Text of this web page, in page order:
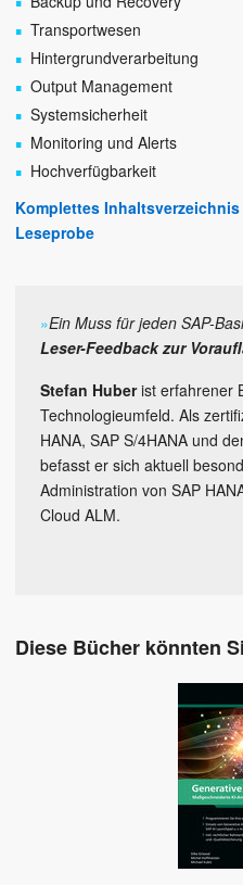
Transportwesen
Hintergrundverarbeitung
Output Management
Systemsicherheit
Monitoring und Alerts
Hochverfügbarkeit
Komplettes Inhaltsverzeichnis
Leseprobe
»Ein Muss für jeden SAP-
Leser-Feedback zur
Stefan Huberist erfahrener
Technologieumfeld. Als
HANA, SAP S/4HANA und
befasst er sich aktuell
Administration von SAP
Cloud ALM.
Diese Bücher könnten